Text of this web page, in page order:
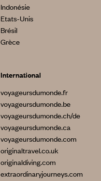
Indonésie
Etats-Unis
Brésil
Grèce
International
voyageursdumonde.fr
voyageursdumonde.be
voyageursdumonde.ch/de
voyageursdumonde.ca
voyageursdumonde.com
originaltravel.co.uk
originaldiving.com
extraordinaryjourneys.com